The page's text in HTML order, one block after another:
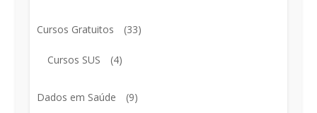
Cursos Gratuitos (33)
Cursos SUS (4)
Dados em Saúde (9)